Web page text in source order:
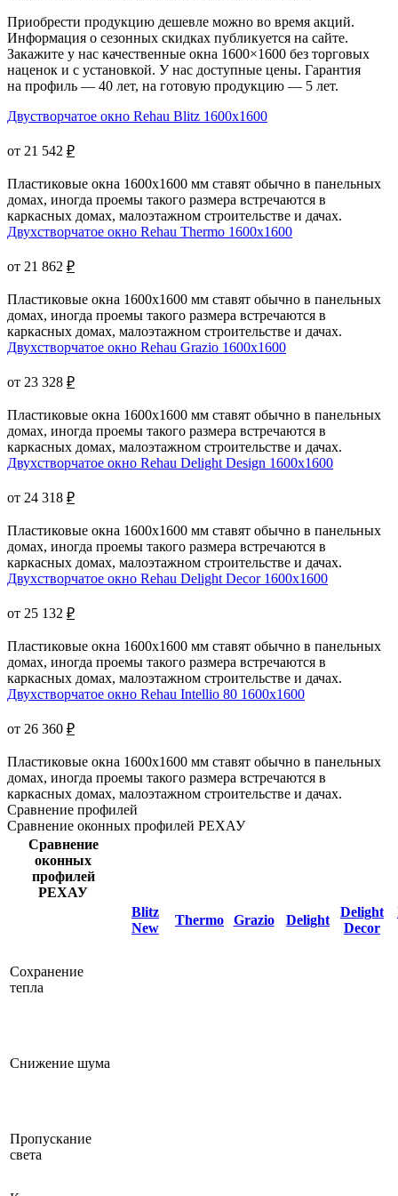
Приобрести продукцию дешевле можно во время акций.
Информация о сезонных скидках публикуется на сайте.
Закажите у нас качественные окна 1600×1600 без торговых
наценок и с установкой. У нас доступные цены. Гарантия
на профиль — 40 лет, на готовую продукцию — 5 лет.
Двустворчатое окно Rehau Blitz 1600x1600
от 21 542 ₽
Пластиковые окна 1600х1600 мм ставят обычно в панельных
домах, иногда проемы такого размера встречаются в
каркасных домах, малоэтажном строительстве и дачах.
Двухстворчатое окно Rehau Thermo 1600x1600
от 21 862 ₽
Пластиковые окна 1600x1600 мм ставят обычно в панельных
домах, иногда проемы такого размера встречаются в
каркасных домах, малоэтажном строительстве и дачах.
Двухстворчатое окно Rehau Grazio 1600x1600
от 23 328 ₽
Пластиковые окна 1600x1600 мм ставят обычно в панельных
домах, иногда проемы такого размера встречаются в
каркасных домах, малоэтажном строительстве и дачах.
Двухстворчатое окно Rehau Delight Design 1600x1600
от 24 318 ₽
Пластиковые окна 1600x1600 мм ставят обычно в панельных
домах, иногда проемы такого размера встречаются в
каркасных домах, малоэтажном строительстве и дачах.
Двухстворчатое окно Rehau Delight Decor 1600x1600
от 25 132 ₽
Пластиковые окна 1600x1600 мм ставят обычно в панельных
домах, иногда проемы такого размера встречаются в
каркасных домах, малоэтажном строительстве и дачах.
Двухстворчатое окно Rehau Intellio 80 1600x1600
от 26 360 ₽
Пластиковые окна 1600x1600 мм ставят обычно в панельных
домах, иногда проемы такого размера встречаются в
каркасных домах, малоэтажном строительстве и дачах.
Сравнение профилей
Сравнение оконных профилей РЕХАУ
Сравнение
оконных
профилей
РЕХАУ
Blitz
New
Thermo Grazio Delight
Delight
Decor
Сохранение
тепла
Снижение шума
Пропускание
света